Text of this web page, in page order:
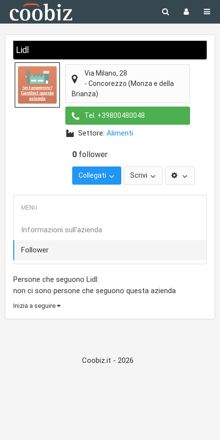
Lidl
Via Milano, 28
- Concorezzo (Monza e della
Brianza)
Tel. +39800480048
Settore: Alimenti
0 follower
Collegati Scrivi
Informazioni sull'azienda
Follower
Persone che seguono Lidl:
non ci sono persone che seguono questa azienda
Inizia a seguire
Coobiz.it - 2026